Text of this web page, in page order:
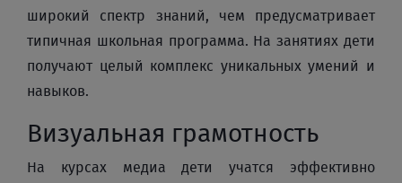
широкий спектр знаний, чем предусматривает
типичная школьная программа. На занятиях дети
получают целый комплекс уникальных умений и
навыков.
Визуальная грамотность
На курсах медиа дети учатся эффективно